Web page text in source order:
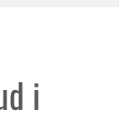
i